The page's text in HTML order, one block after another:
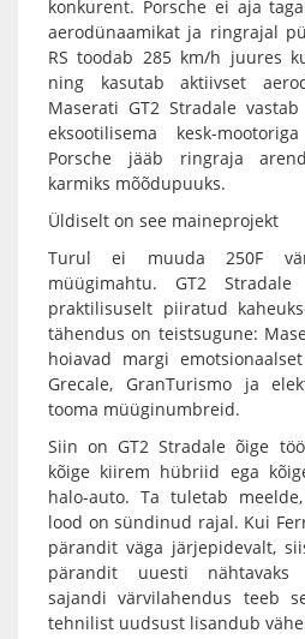
konkurent. Porsche ei aja
aerodünaamikat ja ringrajal
RS toodab 285 km/h juures
ning kasutab aktiivset
Maserati GT2 Stradale
eksootilisema kesk-
Porsche jääb ringraja
karmiks mõõdupuuks.
Üldiselt on see maineprojekt
Turul ei muuda 250F
müügimahtu. GT2
praktilisuselt piiratud
tähendus on teistsugune:
hoiavad margi
Grecale, GranTurismo ja
tooma müüginumbreid.
Siin on GT2 Stradale õige
kõige kiirem hübriid ega
halo-auto. Ta tuletab
lood on sündinud rajal. Kui
pärandit väga järjepidevalt,
pärandit uuesti nähtavaks
sajandi värvilahendus teeb
tehnilist uudsust lisandub